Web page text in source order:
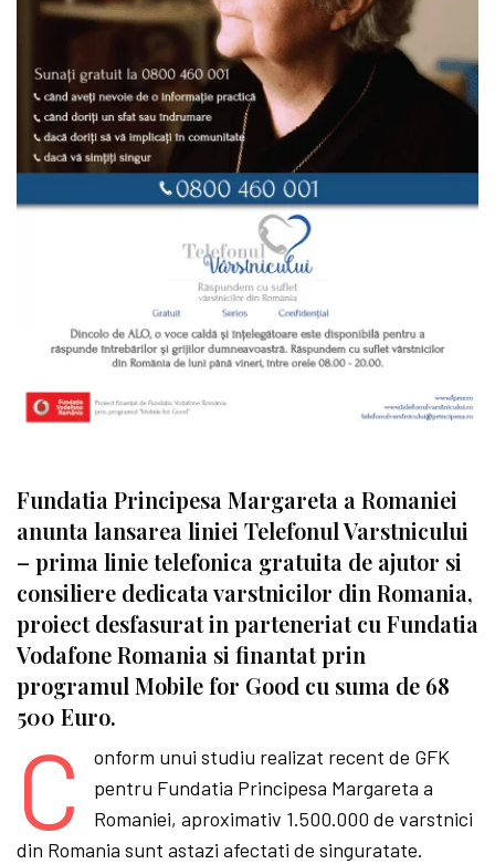
Fundatia Principesa Margareta a Romaniei
anunta lansarea liniei Telefonul Varstnicului
– prima linie telefonica gratuita de ajutor si
consiliere dedicata varstnicilor din Romania,
proiect desfasurat in parteneriat cu Fundatia
Vodafone Romania si finantat prin
programul Mobile for Good cu suma de 68
500 Euro.
C
onform unui studiu realizat recent de GFK
pentru Fundatia Principesa Margareta a
Romaniei, aproximativ 1.500.000 de varstnici
din Romania sunt astazi afectati de singuratate.